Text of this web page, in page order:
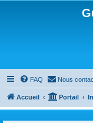
FAQ Nous
Accueil Portail